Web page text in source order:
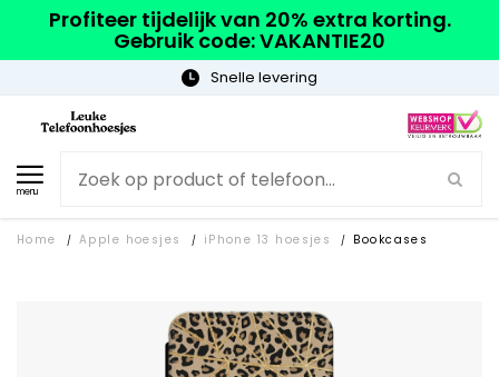
Profiteer tijdelijk van 20% extra korting.
Gebruik code: VAKANTIE20
Gratis verzending
menu
Home / Apple hoesjes / iPhone 13 hoesjes / Bookcases